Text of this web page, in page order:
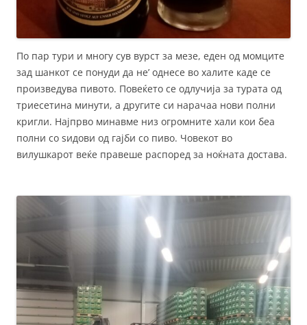
По пар тури и многу сув вурст за мезе, еден од момците
зад шанкот се понуди да не’ однесе во халите каде се
произведува пивото. Повеќето се одлучија за турата од
триесетина минути, а другите си нарачаа нови полни
кригли. Најпрво минавме низ огромните хали кои беа
полни со ѕидови од гајби со пиво. Човекот во
вилушкарот веќе правеше распоред за ноќната достава.